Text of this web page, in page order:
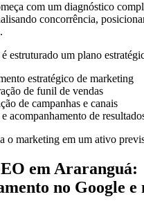
com um diagnóstico
concorrência,
estruturado um plano
estratégico de marketing
de funil de vendas
de campanhas e canais
acompanhamento de
o marketing em um ativo
em Araranguá:
no Google e